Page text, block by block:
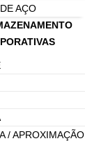
AÇO
/ APROXIMAÇÃO